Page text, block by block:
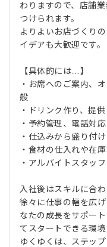
わりますので、店舗
つけられます。
よりよいお店づくり
イデアも大歓迎です。
【具体的には…】
・お席へのご案内、
般
・ドリンク作り、提供
・予約管理、電話対応
・仕込みから盛り付
・食材の仕入れや在
・アルバイトスタッ
入社後はスキルに合
徐々に仕事の幅を広
なたの成長をサポー
てスタートできる環境
ゆくゆくは、ステッ